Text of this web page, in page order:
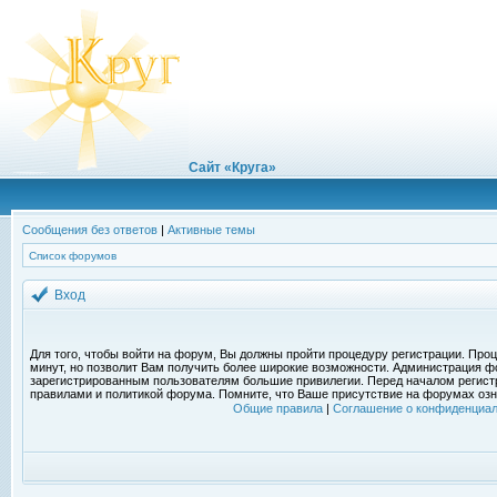
Сайт «Круга»
Сообщения без ответов | Активные темы
Список форумов
Вход
Для того, чтобы войти на форум, Вы должны пройти процедуру регистрации.
минут, но позволит Вам получить более широкие возможности. Администрация
зарегистрированным пользователям большие привилегии. Перед началом
правилами и политикой форума. Помните, что Ваше присутствие на форумах
Общие правила| Соглашение о